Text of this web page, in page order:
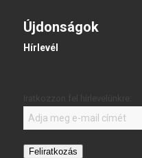
Újdonságok
Hírlevél
Feliratkozás